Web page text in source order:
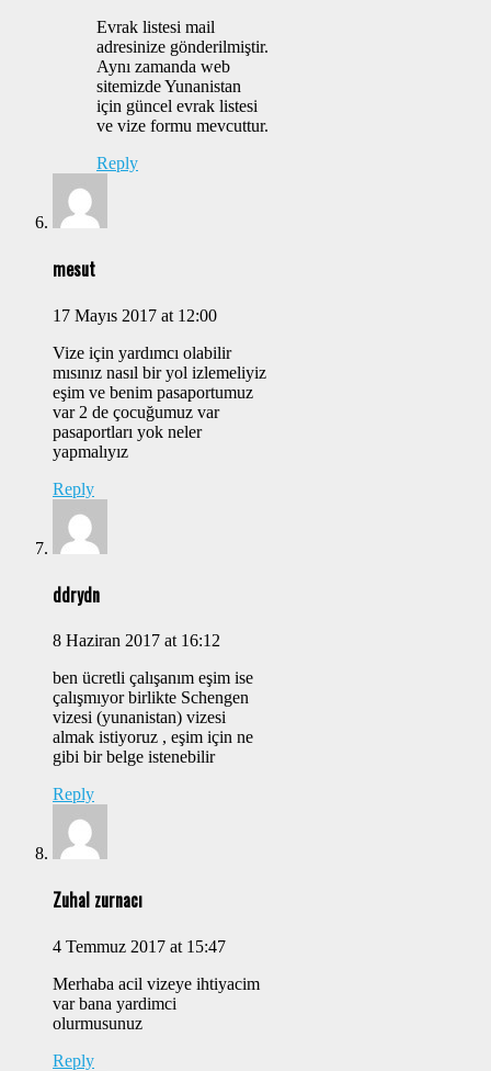
Evrak listesi mail
adresinize gönderilmiştir.
Aynı zamanda web
sitemizde Yunanistan
için güncel evrak listesi
ve vize formu mevcuttur.
Reply
mesut
17 Mayıs 2017 at 12:00
Vize için yardımcı olabilir
mısınız nasıl bir yol izlemeliyiz
eşim ve benim pasaportumuz
var 2 de çocuğumuz var
pasaportları yok neler
yapmalıyız
Reply
ddrydn
8 Haziran 2017 at 16:12
ben ücretli çalışanım eşim ise
çalışmıyor birlikte Schengen
vizesi (yunanistan) vizesi
almak istiyoruz , eşim için ne
gibi bir belge istenebilir
Reply
Zuhal zurnacı
4 Temmuz 2017 at 15:47
Merhaba acil vizeye ihtiyacim
var bana yardimci
olurmusunuz
Reply